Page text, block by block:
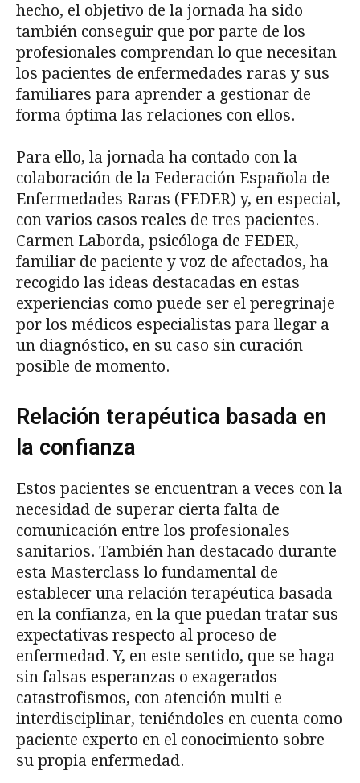
hecho, el objetivo de la jornada ha sido
también conseguir que por parte de los
profesionales comprendan lo que necesitan
los pacientes de enfermedades raras y sus
familiares para aprender a gestionar de
forma óptima las relaciones con ellos.
Para ello, la jornada ha contado con la
colaboración de la Federación Española de
Enfermedades Raras (FEDER) y, en especial,
con varios casos reales de tres pacientes.
Carmen Laborda, psicóloga de FEDER,
familiar de paciente y voz de afectados, ha
recogido las ideas destacadas en estas
experiencias como puede ser el peregrinaje
por los médicos especialistas para llegar a
un diagnóstico, en su caso sin curación
posible de momento.
Relación terapéutica basada en
la confianza
Estos pacientes se encuentran a veces con la
necesidad de superar cierta falta de
comunicación entre los profesionales
sanitarios. También han destacado durante
esta Masterclass lo fundamental de
establecer una relación terapéutica basada
en la confianza, en la que puedan tratar sus
expectativas respecto al proceso de
enfermedad. Y, en este sentido, que se haga
sin falsas esperanzas o exagerados
catastrofismos, con atención multi e
interdisciplinar, teniéndoles en cuenta como
paciente experto en el conocimiento sobre
su propia enfermedad.